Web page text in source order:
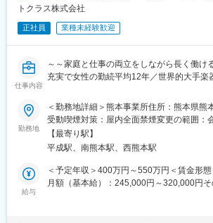
■当社の特徴：
・セディアグループの中核企業として、多
益の安定基盤を持つ
・3,500社以上のメーカーと取引し、業界ト
・全国628拠点／社員数5,600名以上のス
に根差したネットワークで、地域に最適な
熊本支店は7名の営業職が在籍をしておりま
歳／男女比3：1）
■当社について：
経済産業省より地域未来牽引企業に認定さ
して創業してから130年という歴史の中で
務に取り組んでおります。
たそのお醤油、カレールーは、どんな旅を
原料が収穫され、加工、製品化。
工場から出荷されて・・・。それでもまだ
できません。小売店の店頭に並んで初めて
豊かな食生活を支える食品供給。私たちコ
そんな食の安全・安心、そして笑顔を届け
トクラス株式会社
正社員 業種未経験歓迎
仕事内容
～～家庭と仕事の両立をしながら長く働け
充実で女性の勤続平均12年／世界的大手楽
123日(土日祝)／残業月平均10～20時間で
＼＼求人のおすすめポイント／／
◆「えるぼし認定」最高位取得◎国が認め
◆ガツガツ新規開拓無し／自社開発・製造
選ばれる商品を提案
◆育休取得率100％◎ライフスタイルが変わ
勤務地
＜勤務地詳細＞熊本事業所住所：熊本県熊
受動喫煙対策：屋内全面禁煙変更の範囲：
【最寄り駅】
平成駅、南熊本駅、西熊本駅
給与
＜予定年収＞400万円～550万円＜賃金形
月額（基本給）：245,000円～320,000円そ